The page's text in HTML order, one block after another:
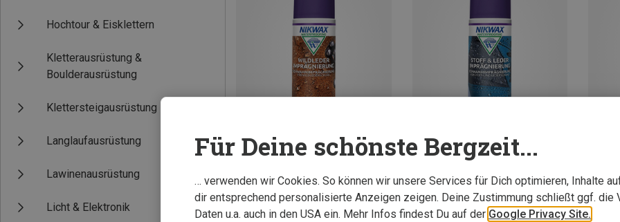
Hochtour & Eisklettern
Kletterausrüstung &
Boulderausrüstung
Klettersteigausrüstung
Langlaufausrüstung
Lawinenausrüstung
Licht & Elektronik
Du sparst 21%
Für Deine schönste Bergzeit...
… verwenden wir Cookies. So können wir unsere Services für Dich optimieren, Inhalte
dir entsprechend personalisierte Anzeigen zeigen. Deine Zustimmung schließt ggf. die
Daten u.a. auch in den USA ein. Mehr Infos findest Du auf der Google Privacy Site.